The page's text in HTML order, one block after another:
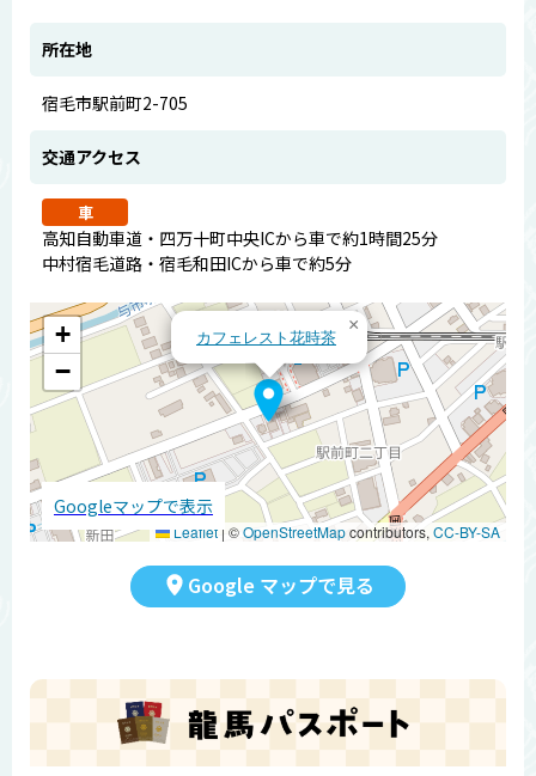
所在地
宿毛市駅前町2-705
交通アクセス
車
高知自動車道・四万十町中央ICから車で約1時間25分
中村宿毛道路・宿毛和田ICから車で約5分
カフェレスト花時茶
×
+
−
Leaflet | ©OpenStreetMapcontributors, CC-BY-SA
Googleマップで表示
Google マップで見る